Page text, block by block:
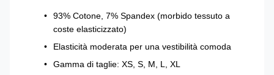
93% Cotone, 7% Spandex (morbido tessuto a
coste elasticizzato)
Elasticità moderata per una vestibilità comoda
Gamma di taglie: XS, S, M, L, XL